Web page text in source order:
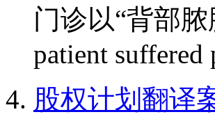
门诊以“背部脓
patient suffered
股权计划翻译